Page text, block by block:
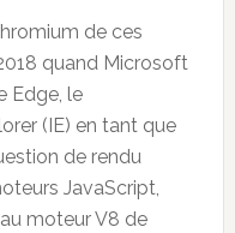
de ces
quand Microsoft
Edge, le
(IE) en tant que
de rendu
JavaScript,
moteur V8 de